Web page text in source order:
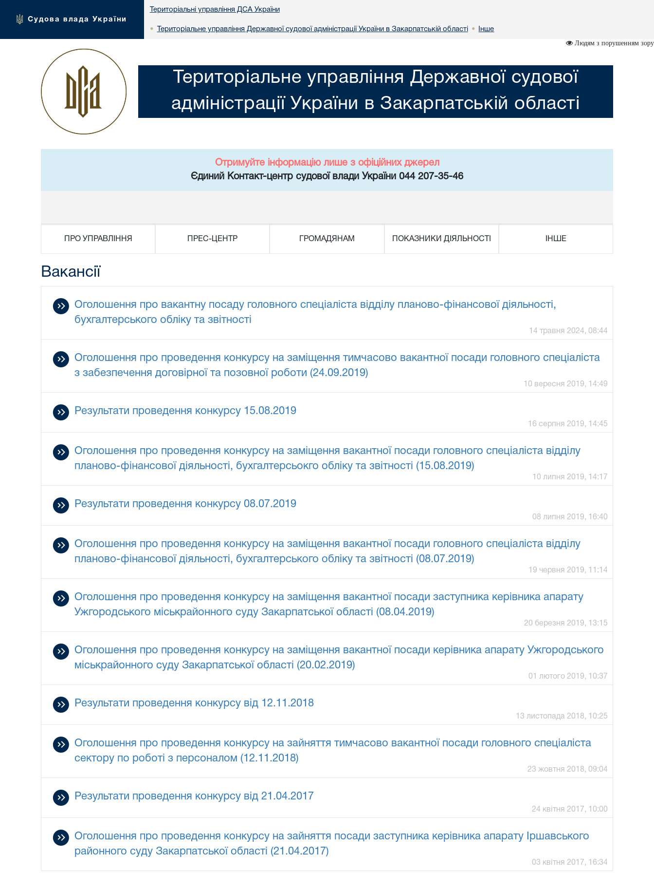
Судова влада України
Територіальні управління ДСА України
• Територіальне управління Державної судової адміністрації України в Закарпатській областi • Інше
Людям з порушенням зору
Територіальне управління Державної судової
адміністрації України в Закарпатській областi
Отримуйте інформацію лише з офіційних джерел
Єдиний Контакт-центр судової влади України 044 207-35-46
ПРО УПРАВЛІННЯ ПРЕС-ЦЕНТР ГРОМАДЯНАМ ПОКАЗНИКИ ДІЯЛЬНОСТІ ІНШЕ
Вакансії
Оголошення про вакантну посаду головного спеціаліста відділу планово-фінансової діяльності,
бухгалтерського обліку та звітності
14 травня 2024, 08:44
Оголошення про проведення конкурсу на заміщення тимчасово вакантної посади головного спеціаліста
з забезпечення договірної та позовної роботи (24.09.2019)
10 вересня 2019, 14:49
Результати проведення конкурсу 15.08.2019
16 серпня 2019, 14:45
Оголошення про проведення конкурсу на заміщення вакантної посади головного спеціаліста відділу
планово-фінансової діяльності, бухгалтерсьокго обліку та звітності (15.08.2019)
10 липня 2019, 14:17
Результати проведення конкурсу 08.07.2019
08 липня 2019, 16:40
Оголошення про проведення конкурсу на заміщення вакантної посади головного спеціаліста відділу
планово-фінансової діяльності, бухгалтерського обліку та звітності (08.07.2019)
19 червня 2019, 11:14
Оголошення про проведення конкурсу на заміщення вакантної посади заступника керівника апарату
Ужгородського міськрайонного суду Закарпатської області (08.04.2019)
20 березня 2019, 13:15
Оголошення про проведення конкурсу на заміщення вакантної посади керівника апарату Ужгородського
міськрайонного суду Закарпатської області (20.02.2019)
01 лютого 2019, 10:37
Результати проведення конкурсу від 12.11.2018
13 листопада 2018, 10:25
Оголошення про проведення конкурсу на зайняття тимчасово вакантної посади головного спеціаліста
сектору по роботі з персоналом (12.11.2018)
23 жовтня 2018, 09:04
Результати проведення конкурсу від 21.04.2017
24 квітня 2017, 10:00
Оголошення про проведення конкурсу на зайняття посади заступника керівника апарату Іршавського
районного суду Закарпатської області (21.04.2017)
03 квітня 2017, 16:34